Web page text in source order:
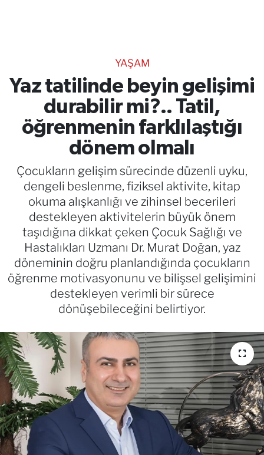
YAŞAM
Yaz tatilinde beyin gelişimi
durabilir mi?.. Tatil,
öğrenmenin farklılaştığı
dönem olmalı
Çocukların gelişim sürecinde düzenli uyku,
dengeli beslenme, fiziksel aktivite, kitap
okuma alışkanlığı ve zihinsel becerileri
destekleyen aktivitelerin büyük önem
taşıdığına dikkat çeken Çocuk Sağlığı ve
Hastalıkları Uzmanı Dr. Murat Doğan, yaz
döneminin doğru planlandığında çocukların
öğrenme motivasyonunu ve bilişsel gelişimini
destekleyen verimli bir sürece
dönüşebileceğini belirtiyor.
RESMİ İLANLAR
Gencsesfm Canlı Dinle